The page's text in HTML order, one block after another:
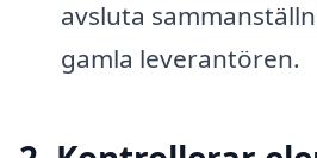
avsluta
gamla leverantören.